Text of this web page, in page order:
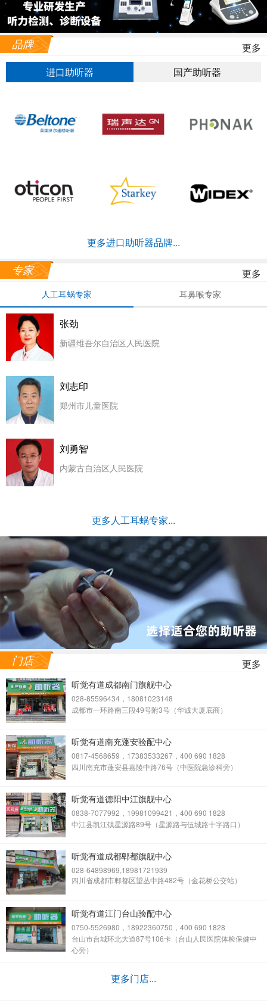
品牌
更多
进口助听器
国产助听器
更多进口助听器品牌...
专家 更多
人工耳蜗专家 耳鼻喉专家
张劲
新疆维吾尔自治区人民医院
刘志印
郑州市儿童医院
刘勇智
内蒙古自治区人民医院
更多人工耳蜗专家...
门店 更多
听觉有道成都南门旗舰中心
028-85596434，18081023148
成都市一环路南三段49号附3号（华诚大厦底商）
听觉有道南充蓬安验配中心
0817-4568659，17383533267，400 690 1828
四川南充市蓬安县嘉陵中路76号（中医院急诊科旁）
听觉有道德阳中江旗舰中心
0838-7077992，19981099421，400 690 1828
中江县凯江镇星源路89号（星源路与伍城路十字路口）
听觉有道成都郫都旗舰中心
028-64898969,18981721939
四川省成都市郫都区望丛中路482号（金花桥公交站）
听觉有道江门台山验配中心
0750-5526980，18922360750，400 690 1828
台山市台城环北大道87号106卡（台山人民医院体检保健中
心旁）
更多门店...